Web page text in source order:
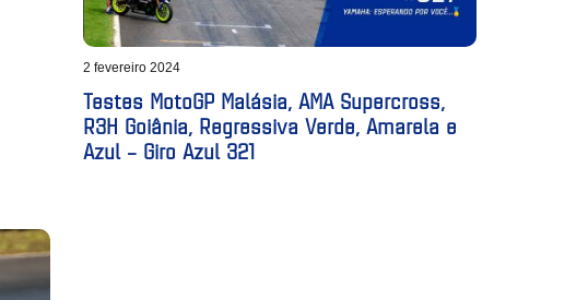
2 fevereiro 2024
Testes MotoGP Malásia, AMA Supercross,
R3H Goiânia, Regressiva Verde, Amarela e
Azul – Giro Azul 321